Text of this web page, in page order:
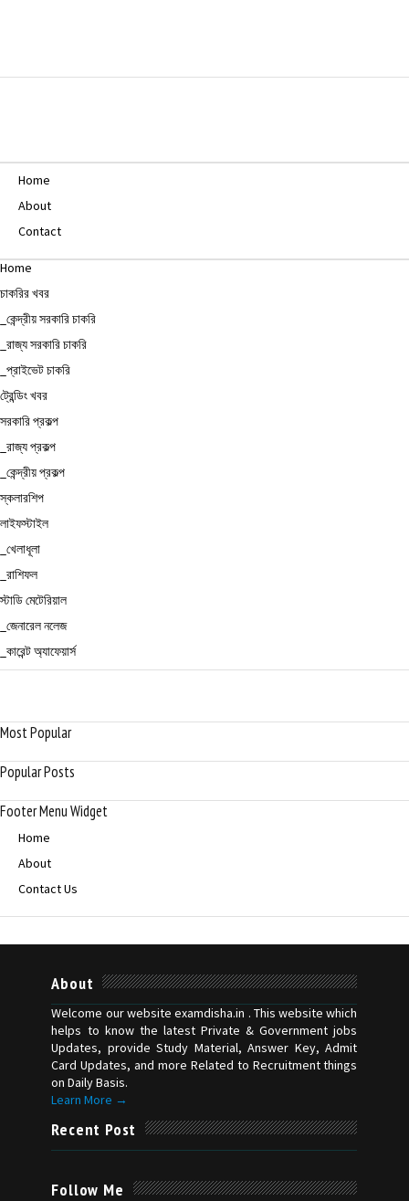
Home
About
Contact
Home
চাকরির খবর
_কেন্দ্রীয় সরকারি চাকরি
_রাজ্য সরকারি চাকরি
_প্রাইভেট চাকরি
ট্রেন্ডিং খবর
সরকারি প্রকল্প
_রাজ্য প্রকল্প
_কেন্দ্রীয় প্রকল্প
স্কলারশিপ
লাইফস্টাইল
_খেলাধূলা
_রাশিফল
স্টাডি মেটেরিয়াল
_জেনারেল নলেজ
_কারেন্ট অ্যাফেয়ার্স
Most Popular
Popular Posts
Footer Menu Widget
Home
About
Contact Us
About
Welcome our website examdisha.in . This website which
helps to know the latest Private & Government jobs
Updates, provide Study Material, Answer Key, Admit
Card Updates, and more Related to Recruitment things
on Daily Basis.
Learn More →
Recent Post
Follow Me